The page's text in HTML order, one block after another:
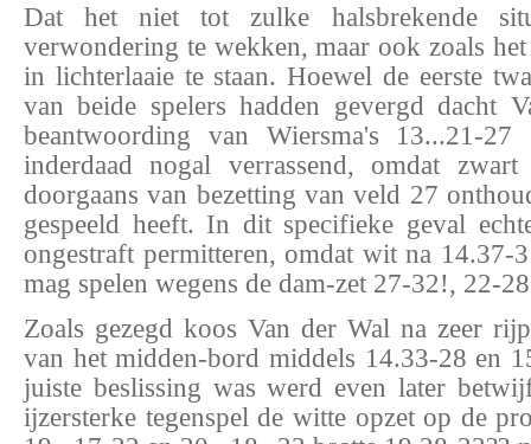
Dat het niet tot zulke halsbrekende
verwondering te wekken, maar ook zoals
in lichterlaaie te staan. Hoewel de eerste
van beide spelers hadden gevergd dacht
beantwoording van Wiersma's 13...21-
inderdaad nogal verrassend, omdat
doorgaans van bezetting van veld 27
gespeeld heeft. In dit specifieke geval
ongestraft permitteren, omdat wit na 14.37-
mag spelen wegens de dam-zet 27-32!, 22-
Zoals gezegd koos Van der Wal na zeer
van het midden-bord middels 14.33-28 en
juiste beslissing was werd even later
ijzersterke tegenspel de witte opzet op de